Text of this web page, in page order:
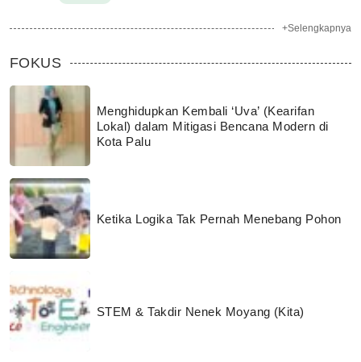
+Selengkapnya
FOKUS
Menghidupkan Kembali ‘Uva’ (Kearifan
Lokal) dalam Mitigasi Bencana Modern di
Kota Palu
Ketika Logika Tak Pernah Menebang Pohon
STEM & Takdir Nenek Moyang (Kita)